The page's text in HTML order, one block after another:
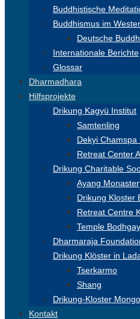
Buddhistische
Buddhismus im
Deutsche
Internationale Berichte
Glossar
Dharmadhara
Hilfsprojekte
Drikung Kagyü Institut
Samtenling
Dekyi Chamspa
Retreat Center
Drikung Charitable
Ayang
Drikung Kloster
Retreat Centre
Temple
Dharmaraja
Drikung Klöster in
Tserkarmo
Shang
Drikung-Kloster
Kontakt